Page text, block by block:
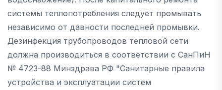
системы теплопотребления следует промывать
независимо от давности последней промывки.
Дезинфекция трубопроводов тепловой сети
должна производиться в соответствии с СанПиН
№ 4723-88 Минздрава РФ "Санитарные правила
устройства и эксплуатации систем